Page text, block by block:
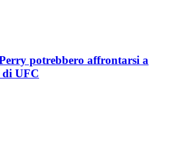
potrebbero affrontarsi a
di UFC